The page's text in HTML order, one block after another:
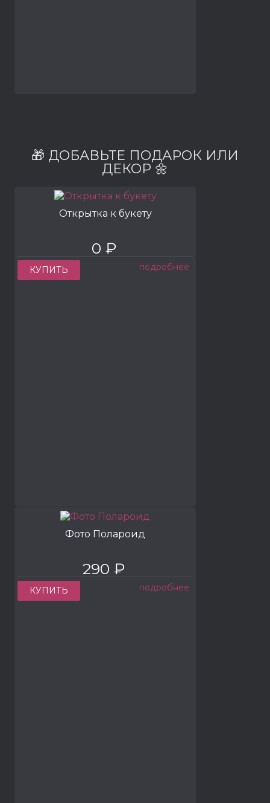
🎁 ДОБАВЬТЕ ПОДАРОК ИЛИ
ДЕКОР 🌼
Открытка к букету
0 ₽
КУПИТЬ подробнее
Фото Полароид
290 ₽
КУПИТЬ подробнее